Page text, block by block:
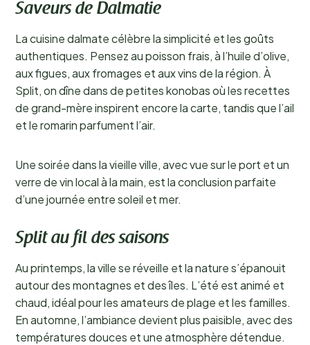
Saveurs de Dalmatie
La cuisine dalmate célèbre la simplicité et les goûts
authentiques. Pensez au poisson frais, à l’huile d’olive,
aux figues, aux fromages et aux vins de la région. À
Split, on dîne dans de petites konobas où les recettes
de grand-mère inspirent encore la carte, tandis que l’ail
et le romarin parfument l’air.
Une soirée dans la vieille ville, avec vue sur le port et un
verre de vin local à la main, est la conclusion parfaite
d’une journée entre soleil et mer.
Split au fil des saisons
Au printemps, la ville se réveille et la nature s’épanouit
autour des montagnes et des îles. L’été est animé et
chaud, idéal pour les amateurs de plage et les familles.
En automne, l’ambiance devient plus paisible, avec des
températures douces et une atmosphère détendue.